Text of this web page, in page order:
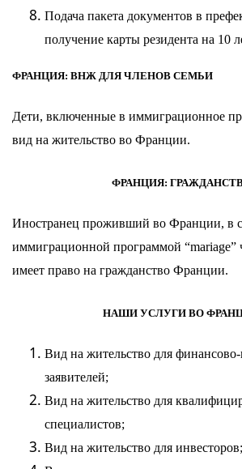
Подача пакета документов в
получение карты резидента на 10
ФРАНЦИЯ: ВНЖ ДЛЯ ЧЛЕНОВ СЕМЬИ
Дети, включенные в иммиграционное
вид на жительство во Франции.
ФРАНЦИЯ:
Иностранец проживший во Франции, в
иммиграционной программой “mariage”
имеет право на гражданство Франции.
НАШИ УСЛУГИ ВО
Вид на жительство для
заявителей;
Вид на жительство для
специалистов;
Вид на жительство для инвесторов;